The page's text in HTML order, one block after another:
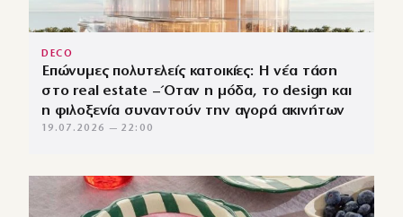
DECO
Επώνυμες πολυτελείς κατοικίες: Η νέα τάση
στο real estate – Όταν η μόδα, το design και
η φιλοξενία συναντούν την αγορά ακινήτων
19.07.2026 — 22:00